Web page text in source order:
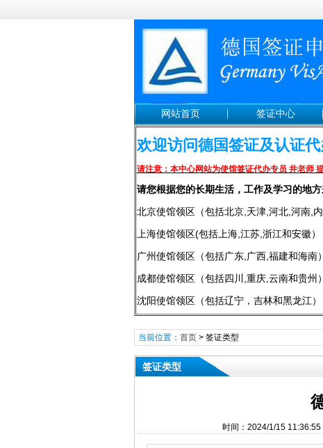
网站首页 签证中心
欢迎访问德国签证及认证
请注意：本中心网站为使馆签证代办专员 井老师
请您根据您的长期生活，工作及学习的地
北京使馆领区（包括北京,天津,河北,河南,
上海使馆领区(包括上海,江苏,浙江和安徽）
广州使馆领区（包括广东,广西,福建和海南）
成都使馆领区（包括四川,重庆,云南和贵州）
沈阳使馆领区（包括辽宁，吉林和黑龙江）
当前位置： 首页> 签证类型
签证类型
时间：2024/1/15